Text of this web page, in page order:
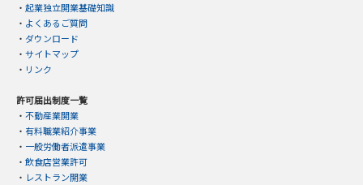
・ 起業独立開業基礎知識
・ よくあるご質問
・ ダウンロード
・ サイトマップ
・ リンク
許可届出制度一覧
・ 不動産業開業
・ 有料職業紹介事業
・ 一般労働者派遣事業
・ 飲食店営業許可
・ レストラン開業